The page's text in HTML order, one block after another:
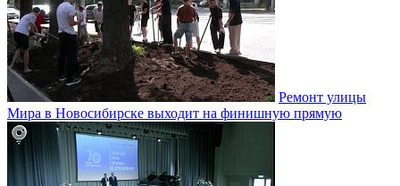
Ремонт улицы
Мира в Новосибирске выходит на финишную прямую